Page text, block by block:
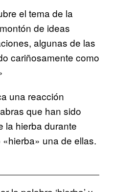
el tema de la
de ideas
algunas de las
cariñosamente como
una reacción
que han sido
la hierba durante
una de ellas.